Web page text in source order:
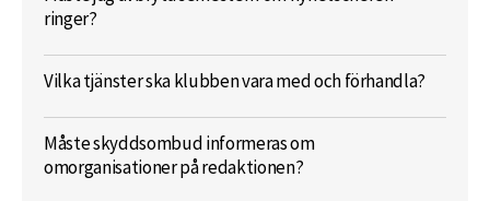
ringer?
Vilka tjänster ska klubben vara med och förhandla?
Måste skyddsombud informeras om
omorganisationer på redaktionen?